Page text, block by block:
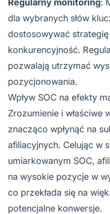
Regularny monitoring:
dla wybranych słów
dostosowywać
konkurencyjność.
pozwalają utrzymać
pozycjonowania.
Wpływ SOC na efekty
Zrozumienie i właściwe
znacząco wpłynąć na
afiliacyjnych. Celując w
umiarkowanym SOC,
na wysokie pozycje w
co przekłada się na
potencjalne konwersje.